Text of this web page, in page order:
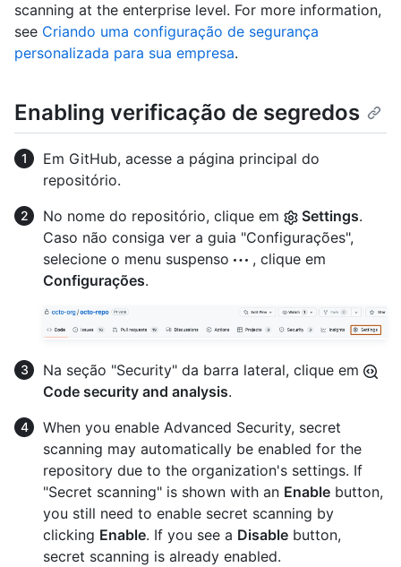
scanning at the enterprise level. For more information,
see Criando uma configuração de segurança
personalizada para sua empresa.
Enabling verificação de segredos
Em GitHub, acesse a página principal do
repositório.
No nome do repositório, clique em
Settings.
Caso não consiga ver a guia "Configurações",
selecione o menu suspenso
, clique em
Configurações.
Na seção "Security" da barra lateral, clique em
Code security and analysis.
When you enable Advanced Security, secret
scanning may automatically be enabled for the
repository due to the organization's settings. If
"Secret scanning" is shown with an Enable button,
you still need to enable secret scanning by
clicking Enable. If you see a Disable button,
secret scanning is already enabled.